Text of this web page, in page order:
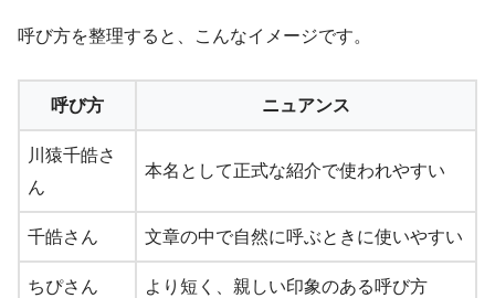
呼び方を整理すると、こんなイメージです。
呼び方 ニュアンス
川猿千皓さ
ん
本名として正式な紹介で使われやすい
千皓さん 文章の中で自然に呼ぶときに使いやすい
ちぴさん より短く、親しい印象のある呼び方